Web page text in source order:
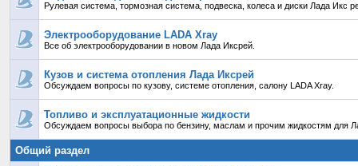
Рулевая система, тормозная система, подвеска, колеса и диски Лада Икс
Электрооборудование LADA Xray
Все об электрооборудовании в новом Лада Иксрей.
Кузов и система отопления Лада Иксрей
Обсуждаем вопросы по кузову, системе отопления, салону LADA Xray.
Топливо и эксплуатационные жидкости
Обсуждаем вопросы выбора по бензину, маслам и прочим жидкостям для
Общий раздел